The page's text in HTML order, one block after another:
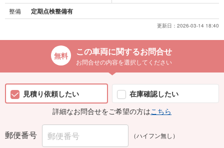
整備 定期点検整備有
更新日： 2026-03-14 18:40
この車両に関するお問合せ
お問合せの内容を選択してください
見積り依頼したい
在庫確認したい
詳細なお問合せをご希望の方はこちら
郵便番号 （ハイフン無し）